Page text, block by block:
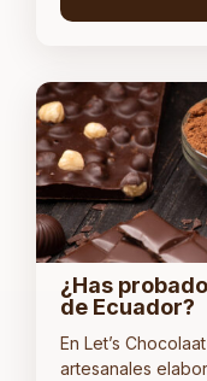
¿Has
de Ecuador?
En Let’s
artesanales